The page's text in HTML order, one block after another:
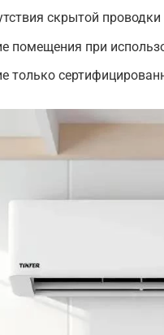
скрытой
помещения при
только